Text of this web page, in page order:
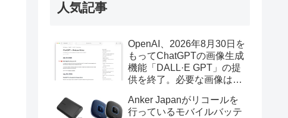
人気記事
OpenAI、2026年8月30日を
もってChatGPTの画像生成
機能「DALL·E GPT」の提
供を終了。必要な画像は期
Anker Japanがリコールを
行っているモバイルバッテ